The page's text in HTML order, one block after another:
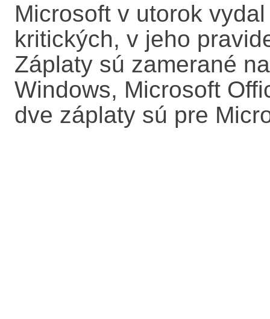
Microsoft v utorok
kritických, v jeho
Záplaty sú zamerané
Windows, Microsoft
dve záplaty sú pre